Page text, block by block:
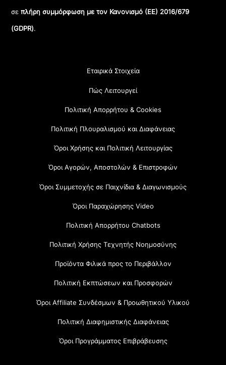
σεπλήρη συμμόρφωση με τον Κανονισμό (ΕΕ) 2016/679
(GDPR).
Εταιρικά Στοιχεία
Πώς Λειτουργεί
Πολιτική Απορρήτου & Cookies
Πολιτική Πλουραλισμού και Διαφάνειας
Όροι Χρήσης και Πολιτική Λειτουργίας
Όροι Αγορών, Αποστολών & Επιστροφών
Όροι Συμμετοχής σε Παιχνίδια & Διαγωνισμούς
Όροι Παραχώρησης Video
Πολιτική Απορρήτου Chatbots
Πολιτική Χρήσης Τεχνητής Νοημοσύνης
Προϊόντα Φιλικά προς το Περιβάλλον
Πολιτική Εκπτώσεων και Προσφορών
Όροι Affiliate Συνδέσμων & Προωθητικού Υλικού
Πολιτική Διαφημιστικής Διαφάνειας
Όροι Προγράμματος Επιβράβευσης